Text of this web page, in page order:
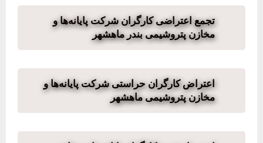
تجمع اعتراضی کارگران شرکت پایانه‌ها و
مخازن پتروشیمی بندر ماهشهر
اعتراض کارگران حراستی شرکت پایانه‌ها و
مخازن پتروشیمی ماهشهر